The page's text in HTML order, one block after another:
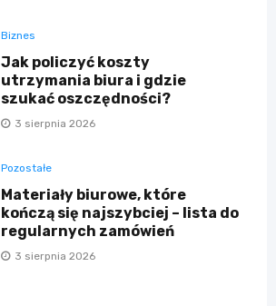
Biznes
Jak policzyć koszty
utrzymania biura i gdzie
szukać oszczędności?
3 sierpnia 2026
Pozostałe
Materiały biurowe, które
kończą się najszybciej – lista do
regularnych zamówień
3 sierpnia 2026